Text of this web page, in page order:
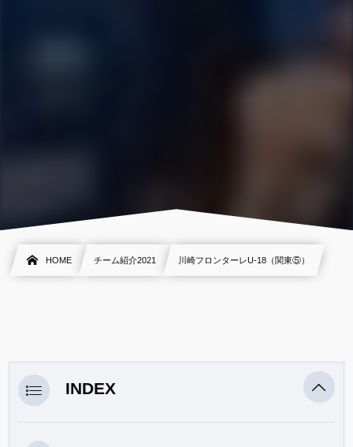
HOME チーム紹介2021 川崎フロンターレU-18（関東⑤）
INDEX